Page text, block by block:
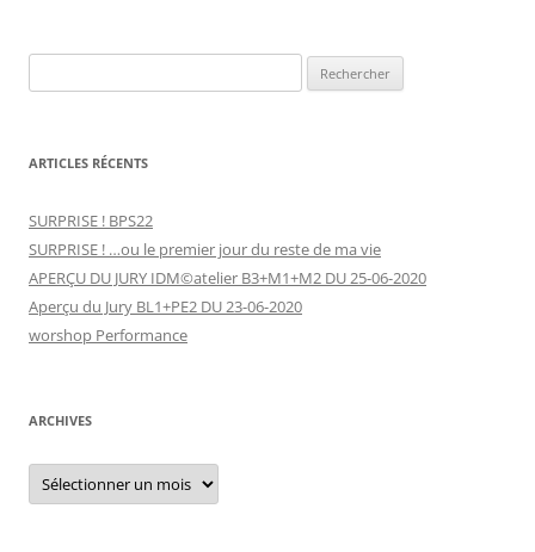
ARTICLES RÉCENTS
SURPRISE ! BPS22
SURPRISE ! …ou le premier jour du reste de ma vie
APERÇU DU JURY IDM©atelier B3+M1+M2 DU 25-06-2020
Aperçu du Jury BL1+PE2 DU 23-06-2020
worshop Performance
ARCHIVES
Archives